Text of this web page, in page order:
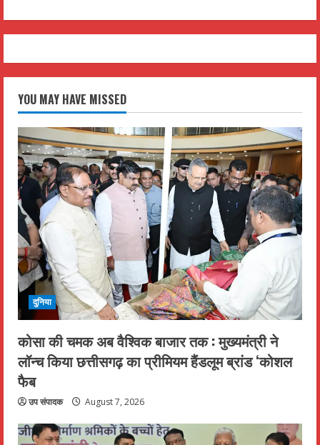
YOU MAY HAVE MISSED
दुनिया
कोसा की चमक अब वैश्विक बाजार तक : मुख्यमंत्री ने
लॉन्च किया छत्तीसगढ़ का प्रीमियम हैंडलूम ब्रांड ‘कोशल
फैब
उप संपादक August 7, 2026